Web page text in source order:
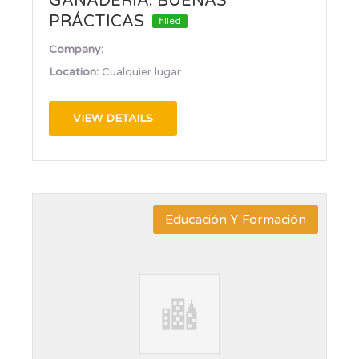
PRÁCTICAS
filled
Company:
Location: Cualquier lugar
VIEW DETAILS
Educación Y Formación